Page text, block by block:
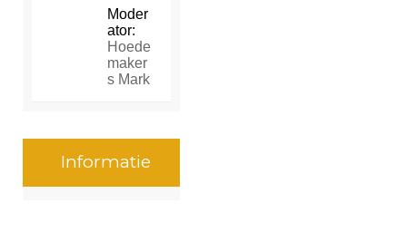
Moder
ator:
Hoede
maker
s Mark
Informatie